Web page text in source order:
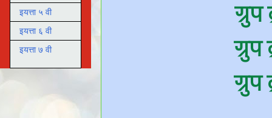
इयत्ता ५ वी
इयत्ता ६ वी
इयत्ता ७ वी